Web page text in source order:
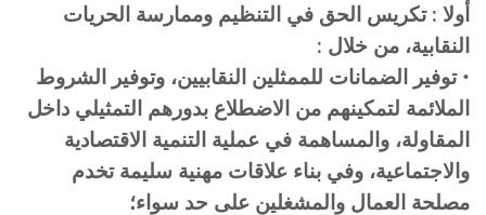
أولا : تكريس الحق في التنظيم وممارسة الحريات
النقابية، من خلال :
• توفير الضمانات للممثلين النقابيين، وتوفير الشروط
الملائمة لتمكينهم من الاضطلاع بدورهم التمثيلي داخل
المقاولة، والمساهمة في عملية التنمية الاقتصادية
والاجتماعية، وفي بناء علاقات مهنية سليمة تخدم
مصلحة العمال والمشغلين على حد سواء؛